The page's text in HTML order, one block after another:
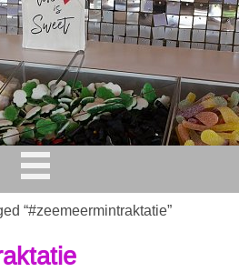
“#zeemeermintraktatie”